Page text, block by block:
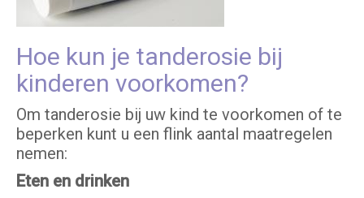
Hoe kun je tanderosie bij
kinderen voorkomen?
Om tanderosie bij uw kind te voorkomen of te
beperken kunt u een flink aantal maatregelen
nemen:
Eten en drinken